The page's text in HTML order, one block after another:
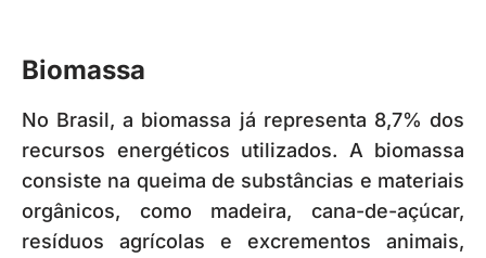
Biomassa
No Brasil, a biomassa já representa 8,7% dos
recursos energéticos utilizados. A biomassa
consiste na queima de substâncias e materiais
orgânicos, como madeira, cana-de-açúcar,
resíduos agrícolas e excrementos animais,